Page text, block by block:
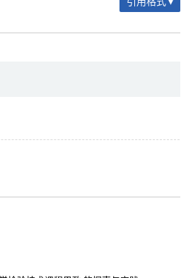
引用格式 ▾